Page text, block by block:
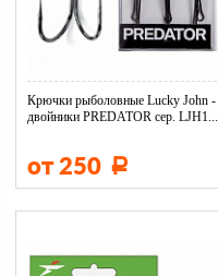
Крючки рыболовные Lucky John -
двойники PREDATOR сер. LJH1...
от 250 Р